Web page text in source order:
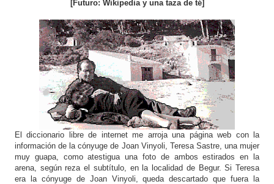
[Futuro: Wikipedia y una taza de té]
El diccionario libre de internet me arroja una página web con la
información de la cónyuge de Joan Vinyoli, Teresa Sastre, una mujer
muy guapa, como atestigua una foto de ambos estirados en la
arena, según reza el subtítulo, en la localidad de Begur. Si Teresa
era la cónyuge de Joan Vinyoli, queda descartado que fuera la